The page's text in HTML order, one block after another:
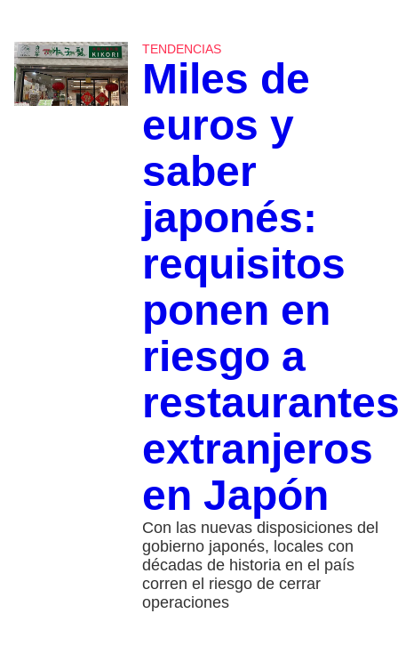
TENDENCIAS
Miles de
euros y
saber
japonés:
requisitos
ponen en
riesgo a
extranjeros
en Japón
Con las nuevas disposiciones del
gobierno japonés, locales con
décadas de historia en el país
corren el riesgo de cerrar
operaciones